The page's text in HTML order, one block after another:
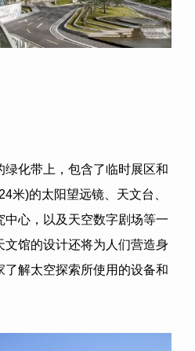
绿化带上，包含了临时展区和
24米)的太阳望远镜、天文台、
心，以及天空数字剧场等一
文馆的设计还将为人们营造身
了解太空探索所使用的设备和